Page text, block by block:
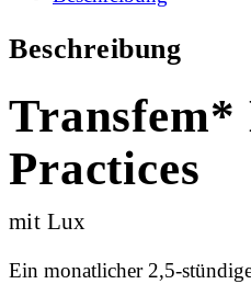
Beschreibung
Transfem*
Practices
mit Lux
Ein monatlicher 2,5-